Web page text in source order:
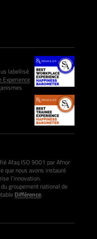
labellisé
Experience
Afaq ISO 9001 par Afnor
que nous avons instauré
l’innovation.
groupement national de
Différence.